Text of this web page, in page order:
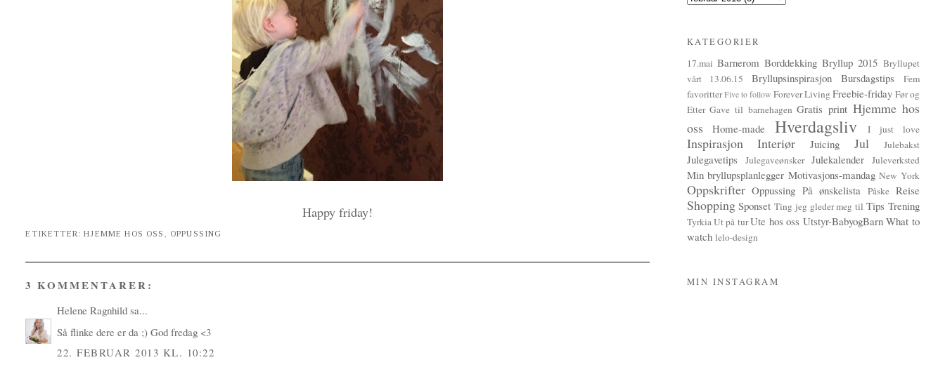
Happy friday!
ETIKETTER:HJEMME HOS OSS , OPPUSSING
3 KOMMENTARER:
Helene Ragnhild sa...
Så flinke dere er da ;) God fredag <3
22. FEBRUAR 2013 KL. 10:22
KATEGORIER
17.mai Barnerom Borddekking Bryllup 2015 Bryllupet
vårt 13.06.15
Bryllupsinspirasjon Bursdagstips
Fem
favoritter Five to follow Forever Living Freebie-friday Før og
Etter Gave til barnehagen Gratis print Hjemme hos
oss
Home-made Hverdagsliv I just love
Inspirasjon Interiør Juicing Jul Julebakst
Julegavetips Julegaveønsker Julekalender Juleverksted
Min bryllupsplanlegger Motivasjons-mandag New York
Oppskrifter Oppussing På ønskelista Påske Reise
Shopping Sponset Ting jeg gleder meg til Tips Trening
TyrkiaUt på turUte hos oss Utstyr-BabyogBarn What to
watch lelo-design
MIN INSTAGRAM